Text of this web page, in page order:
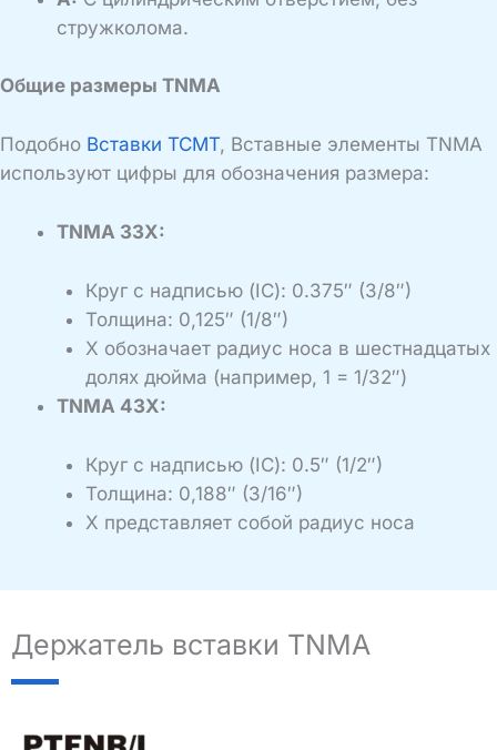
стружколома.
Общие размеры TNMA
Подобно Вставки TCMT, Вставные элементы TNMA
используют цифры для обозначения размера:
TNMA 33X:
Круг с надписью (IC): 0.375″ (3/8″)
Толщина: 0,125″ (1/8″)
X обозначает радиус носа в шестнадцатых
долях дюйма (например, 1 = 1/32″)
TNMA 43X:
Круг с надписью (IC): 0.5″ (1/2″)
Толщина: 0,188″ (3/16″)
X представляет собой радиус носа
Держатель вставки TNMA